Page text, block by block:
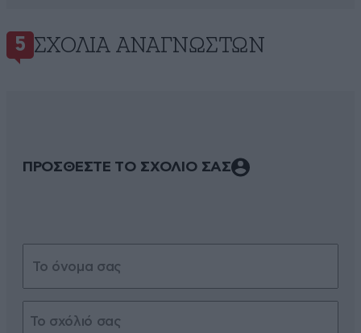
5 ΣΧΌΛΙΑ ΑΝΑΓΝΩΣΤΏΝ
ΠΡΟΣΘΕΣΤΕ ΤΟ ΣΧΟΛΙΟ ΣΑΣ